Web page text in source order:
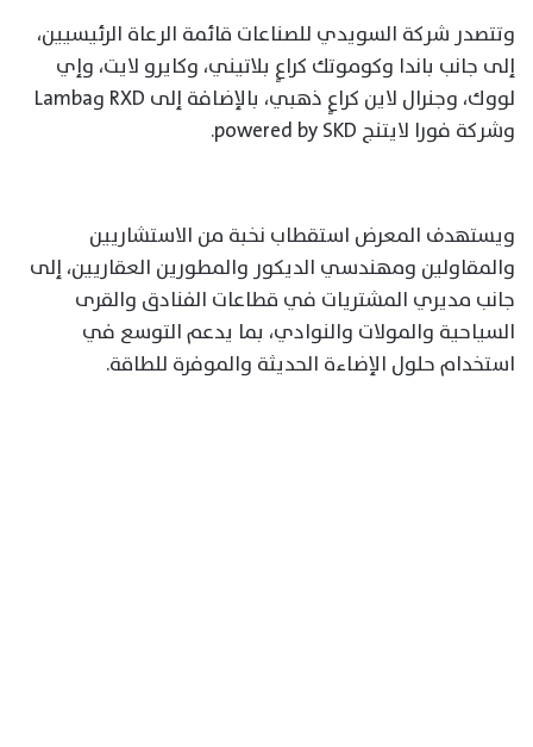
وتتصدر شركة السويدي للصناعات قائمة الرعاة الرئيسيين،
إلى جانب باندا وكوموتك كراعٍ بلاتيني، وكايرو لايت، وإي
لووك، وجنرال لاين كراعٍ ذهبي، بالإضافة إلى RXD وLamba
وشركة فورا لايتنج powered by SKD.
ويستهدف المعرض استقطاب نخبة من الاستشاريين
والمقاولين ومهندسي الديكور والمطورين العقاريين، إلى
جانب مديري المشتريات في قطاعات الفنادق والقرى
السياحية والمولات والنوادي، بما يدعم التوسع في
استخدام حلول الإضاءة الحديثة والموفرة للطاقة.